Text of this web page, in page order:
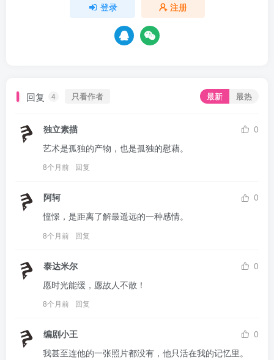
登录 注册
回复 4 只看作者 最新 最热
独立素描
0
艺术是孤独的产物，也是孤独的慰藉。
8个月前 回复
阿轲
0
憧憬，是距离了解最遥远的一种感情。
8个月前 回复
泰达米尔
0
愿时光能缓，愿故人不散！
8个月前 回复
编剧小王
0
我甚至连他的一张照片都没有，他只活在我的记忆里。